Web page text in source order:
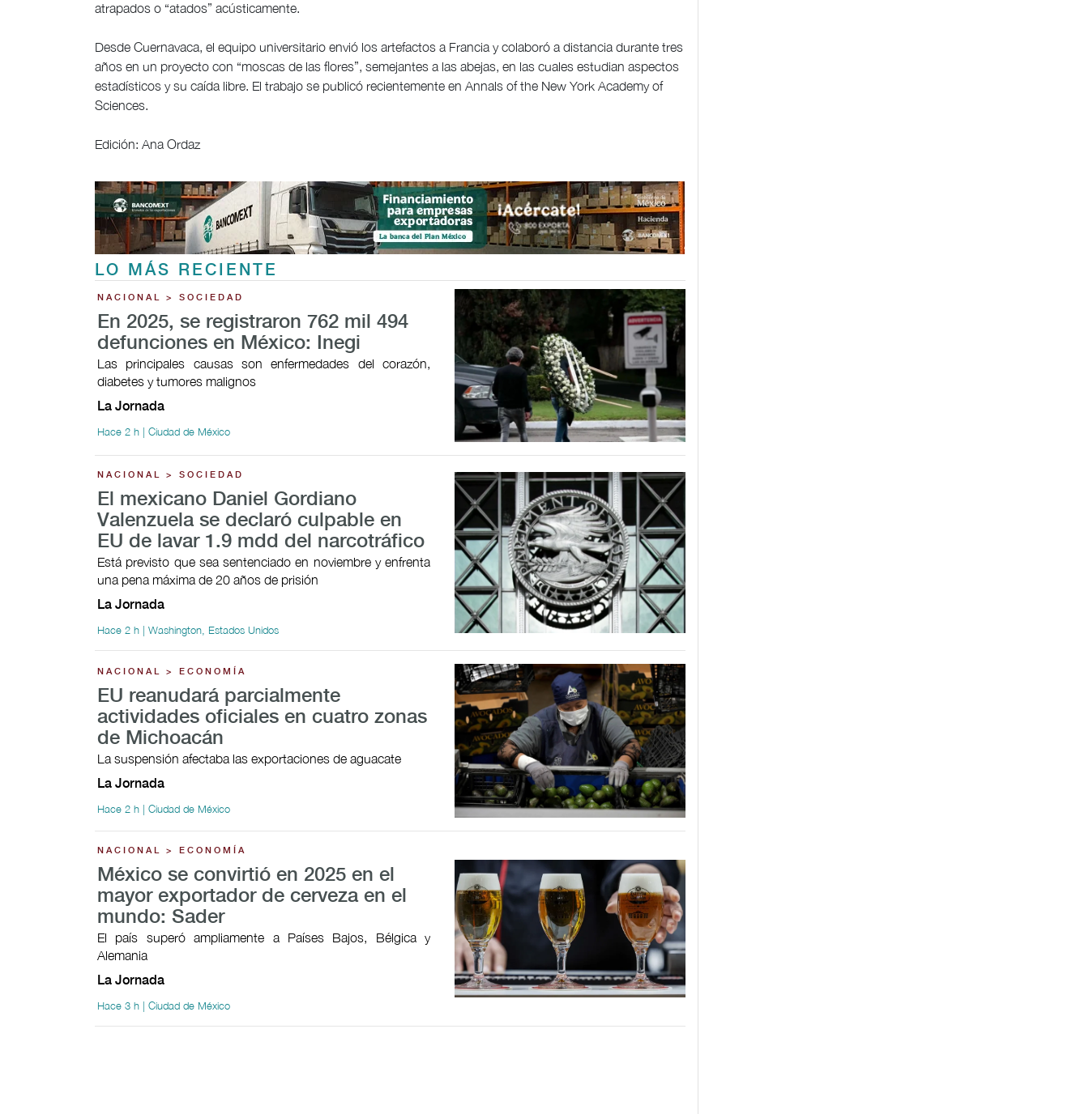
atrapados o “atados” acústicamente.
Desde Cuernavaca, el equipo universitario envió los artefactos a Francia y colaboró a distancia durante tres
años en un proyecto con “moscas de las flores”, semejantes a las abejas, en las cuales estudian aspectos
estadísticos y su caída libre. El trabajo se publicó recientemente en Annals of the New York Academy of
Sciences.
Edición: Ana Ordaz
LO MÁS RECIENTE
NACIONAL > SOCIEDAD
En 2025, se registraron 762 mil 494
defunciones en México: Inegi
Las principales causas son enfermedades del corazón,
diabetes y tumores malignos
La Jornada
Hace 2 h | Ciudad de México
NACIONAL > SOCIEDAD
El mexicano Daniel Gordiano
Valenzuela se declaró culpable en
EU de lavar 1.9 mdd del narcotráfico
Está previsto que sea sentenciado en noviembre y enfrenta
una pena máxima de 20 años de prisión
La Jornada
Hace 2 h | Washington, Estados Unidos
NACIONAL > ECONOMÍA
EU reanudará parcialmente
actividades oficiales en cuatro zonas
de Michoacán
La suspensión afectaba las exportaciones de aguacate
La Jornada
Hace 2 h | Ciudad de México
NACIONAL > ECONOMÍA
México se convirtió en 2025 en el
mayor exportador de cerveza en el
mundo: Sader
El país superó ampliamente a Países Bajos, Bélgica y
Alemania
La Jornada
Hace 3 h | Ciudad de México